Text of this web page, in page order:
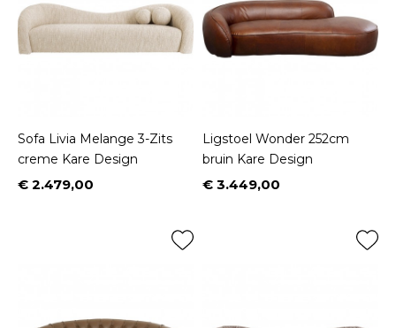
Sofa Livia Melange 3-Zits
creme Kare Design
Prijs
€ 2.479,00
Ligstoel Wonder 252cm
bruin Kare Design
Prijs
€ 3.449,00